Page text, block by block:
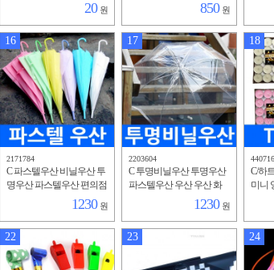
포 멜트블로운 먼지 차단
20 원
비닐 우의 비옷 방수 작업
복 행사용 야외 물청소
850 원
16
2171784
C 파스텔우산 비닐우산 투
명우산 파스텔우산 편의점
우산 얇은 가벼운 일회용
단기간 소품 간편한1230 원
17
2203604
C 투명비닐우산 투명우산
파스텔우산 우산 우산 화
이트 투명 일회용 간편우
산 편의점 장우산 가벼운
우산
1230 원
18
C/하
미니
포
22 23 24